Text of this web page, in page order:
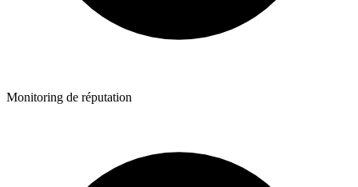
Monitoring de réputation